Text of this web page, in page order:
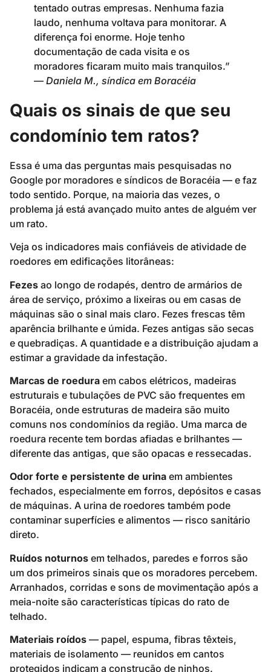
tentado outras empresas. Nenhuma fazia
laudo, nenhuma voltava para monitorar. A
diferença foi enorme. Hoje tenho
documentação de cada visita e os
moradores ficaram muito mais tranquilos.”
— Daniela M., síndica em Boracéia
Quais os sinais de que seu
condomínio tem ratos?
Essa é uma das perguntas mais pesquisadas no
Google por moradores e síndicos de Boracéia — e faz
todo sentido. Porque, na maioria das vezes, o
problema já está avançado muito antes de alguém ver
um rato.
Veja os indicadores mais confiáveis de atividade de
roedores em edificações litorâneas:
Fezes ao longo de rodapés, dentro de armários de
área de serviço, próximo a lixeiras ou em casas de
máquinas são o sinal mais claro. Fezes frescas têm
aparência brilhante e úmida. Fezes antigas são secas
e quebradiças. A quantidade e a distribuição ajudam a
estimar a gravidade da infestação.
Marcas de roedura em cabos elétricos, madeiras
estruturais e tubulações de PVC são frequentes em
Boracéia, onde estruturas de madeira são muito
comuns nos condomínios da região. Uma marca de
roedura recente tem bordas afiadas e brilhantes —
diferente das antigas, que são opacas e ressecadas.
Odor forte e persistente de urina em ambientes
fechados, especialmente em forros, depósitos e casas
de máquinas. A urina de roedores também pode
contaminar superfícies e alimentos — risco sanitário
direto.
Ruídos noturnos em telhados, paredes e forros são
um dos primeiros sinais que os moradores percebem.
Arranhados, corridas e sons de movimentação após a
meia-noite são características típicas do rato de
telhado.
Materiais roídos — papel, espuma, fibras têxteis,
materiais de isolamento — reunidos em cantos
protegidos indicam a construção de ninhos.